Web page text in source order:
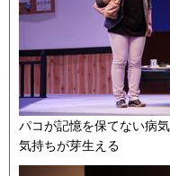
パコが記憶を保てない病
気持ちが芽生える